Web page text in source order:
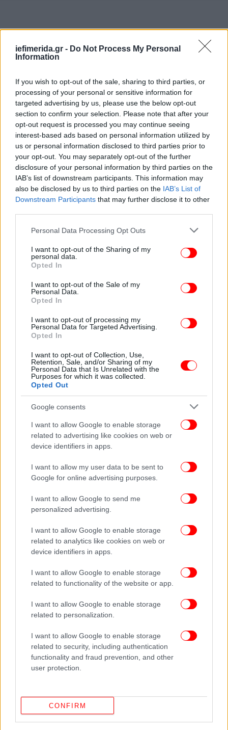
iefimerida.gr - Do Not Process My Personal
Information
If you wish to opt-out of the sale, sharing to third parties, or
processing of your personal or sensitive information for
targeted advertising by us, please use the below opt-out
section to confirm your selection. Please note that after your
opt-out request is processed you may continue seeing
interest-based ads based on personal information utilized by
us or personal information disclosed to third parties prior to
your opt-out. You may separately opt-out of the further
disclosure of your personal information by third parties on the
IAB’s list of downstream participants. This information may
also be disclosed by us to third parties on the IAB’s List of
Downstream Participants that may further disclose it to other
Please note that this website/app uses one or more Google
not limited to your visit or usage behaviour. You may click to
grant or deny consent to Google and its third-party tags to
use your data for below specified purposes in below Google
consent section.
Personal Data Processing Opt Outs
I want to opt-out of the Sharing of my
personal data.
Opted In
I want to opt-out of the Sale of my
Personal Data.
Opted In
I want to opt-out of processing my
Personal Data for Targeted Advertising.
Opted In
I want to opt-out of Collection, Use,
Retention, Sale, and/or Sharing of my
Personal Data that Is Unrelated with the
Purposes for which it was collected.
Opted Out
Google consents
I want to allow Google to enable storage
related to advertising like cookies on web or
device identifiers in apps.
I want to allow my user data to be sent to
Google for online advertising purposes.
I want to allow Google to send me
personalized advertising.
I want to allow Google to enable storage
related to analytics like cookies on web or
device identifiers in apps.
I want to allow Google to enable storage
related to functionality of the website or app.
I want to allow Google to enable storage
related to personalization.
I want to allow Google to enable storage
related to security, including authentication
functionality and fraud prevention, and other
user protection.
CONFIRM
Union Station, Λος Αντζελες
είναι από τους πιο πολύβουους σταθμούς της
Καλιφόρνια. Περισσότεροι από 60.000 επιβάτες
περιμένουν καθημερινά στις φανταχτερές αίθουσες
αναμονής ή τους περιποιημένους κήπους του.
Milano Centrale, Μιλάνο
Ο εντυπωσιακός σταθμός έχει απίστευτα
μαρμάρινα πατώματα και μία πλειάδα αγαλμάτων.
Μετρώντας 82 χρόνια ζωής, έχει κερδίσει την
καρδιά άπειρων επιβατών που πέρασαν από εκεί.
Dostoyevskaya Μetro station, Μόσχα
Το μεγαλύτερο μέρος του δικτύου του μετρό στη
στοιχεία που παραπέμπουν στη ρωσική τέχνη. Στο
συγκεκριμένο, ο Φιοντόρ Ντοστογέφσκι
Gare du Nord, Παρίσι
Αυτός ο γιγάντιος σταθμός είναι ο πιο
πολυάσχολος της Ευρώπης, καθώς έχει πλειάδα
δρομολογίων τόσο για τη Γαλλία, όσο και για
πολλές χώρες. Πάνω από 190 εκατ. άτομα περνούν
τη διάσημη πλίνθινη είσοδό του κάθε χρόνο.
Kuala Lumpur Railway Station, Κουάλα